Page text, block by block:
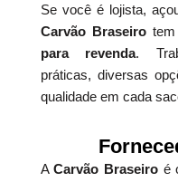
Se você é lojista,
Carvão Braseiro
para revenda.
práticas, diversas
qualidade em cada
ACarvão Braseiro é